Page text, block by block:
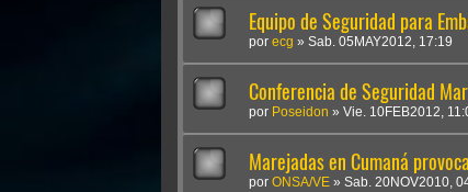
Equipo de Seguridad para
por ecg » Sab. 05MAY2012, 17:19
Conferencia de Seguridad
por Poseidon » Vie. 10FEB2012,
Marejadas en Cumaná
por ONSA/VE » Sab. 20NOV2010,